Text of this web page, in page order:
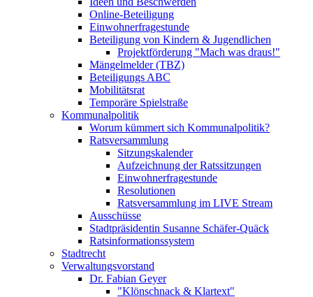
Online-Beteiligung
Einwohnerfragestunde
Beteiligung von Kindern & Jugendlichen
Projektförderung "Mach was draus!"
Mängelmelder (TBZ)
Beteiligungs ABC
Mobilitätsrat
Temporäre Spielstraße
Kommunalpolitik
Worum kümmert sich Kommunalpolitik?
Ratsversammlung
Sitzungskalender
Aufzeichnung der Ratssitzungen
Einwohnerfragestunde
Resolutionen
Ratsversammlung im LIVE Stream
Ausschüsse
Stadtpräsidentin Susanne Schäfer-Quäck
Ratsinformationssystem
Stadtrecht
Verwaltungsvorstand
Dr. Fabian Geyer
"Klönschnack & Klartext"